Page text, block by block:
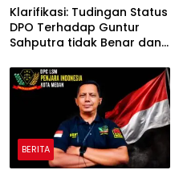
Klarifikasi: Tudingan Status
DPO Terhadap Guntur
Sahputra tidak Benar dan
BERITA